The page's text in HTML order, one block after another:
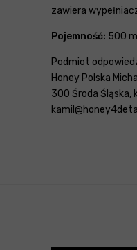
zawiera
Pojemność: 500 ml
Podmiot
Honey Polska
300 Środa Śląska,